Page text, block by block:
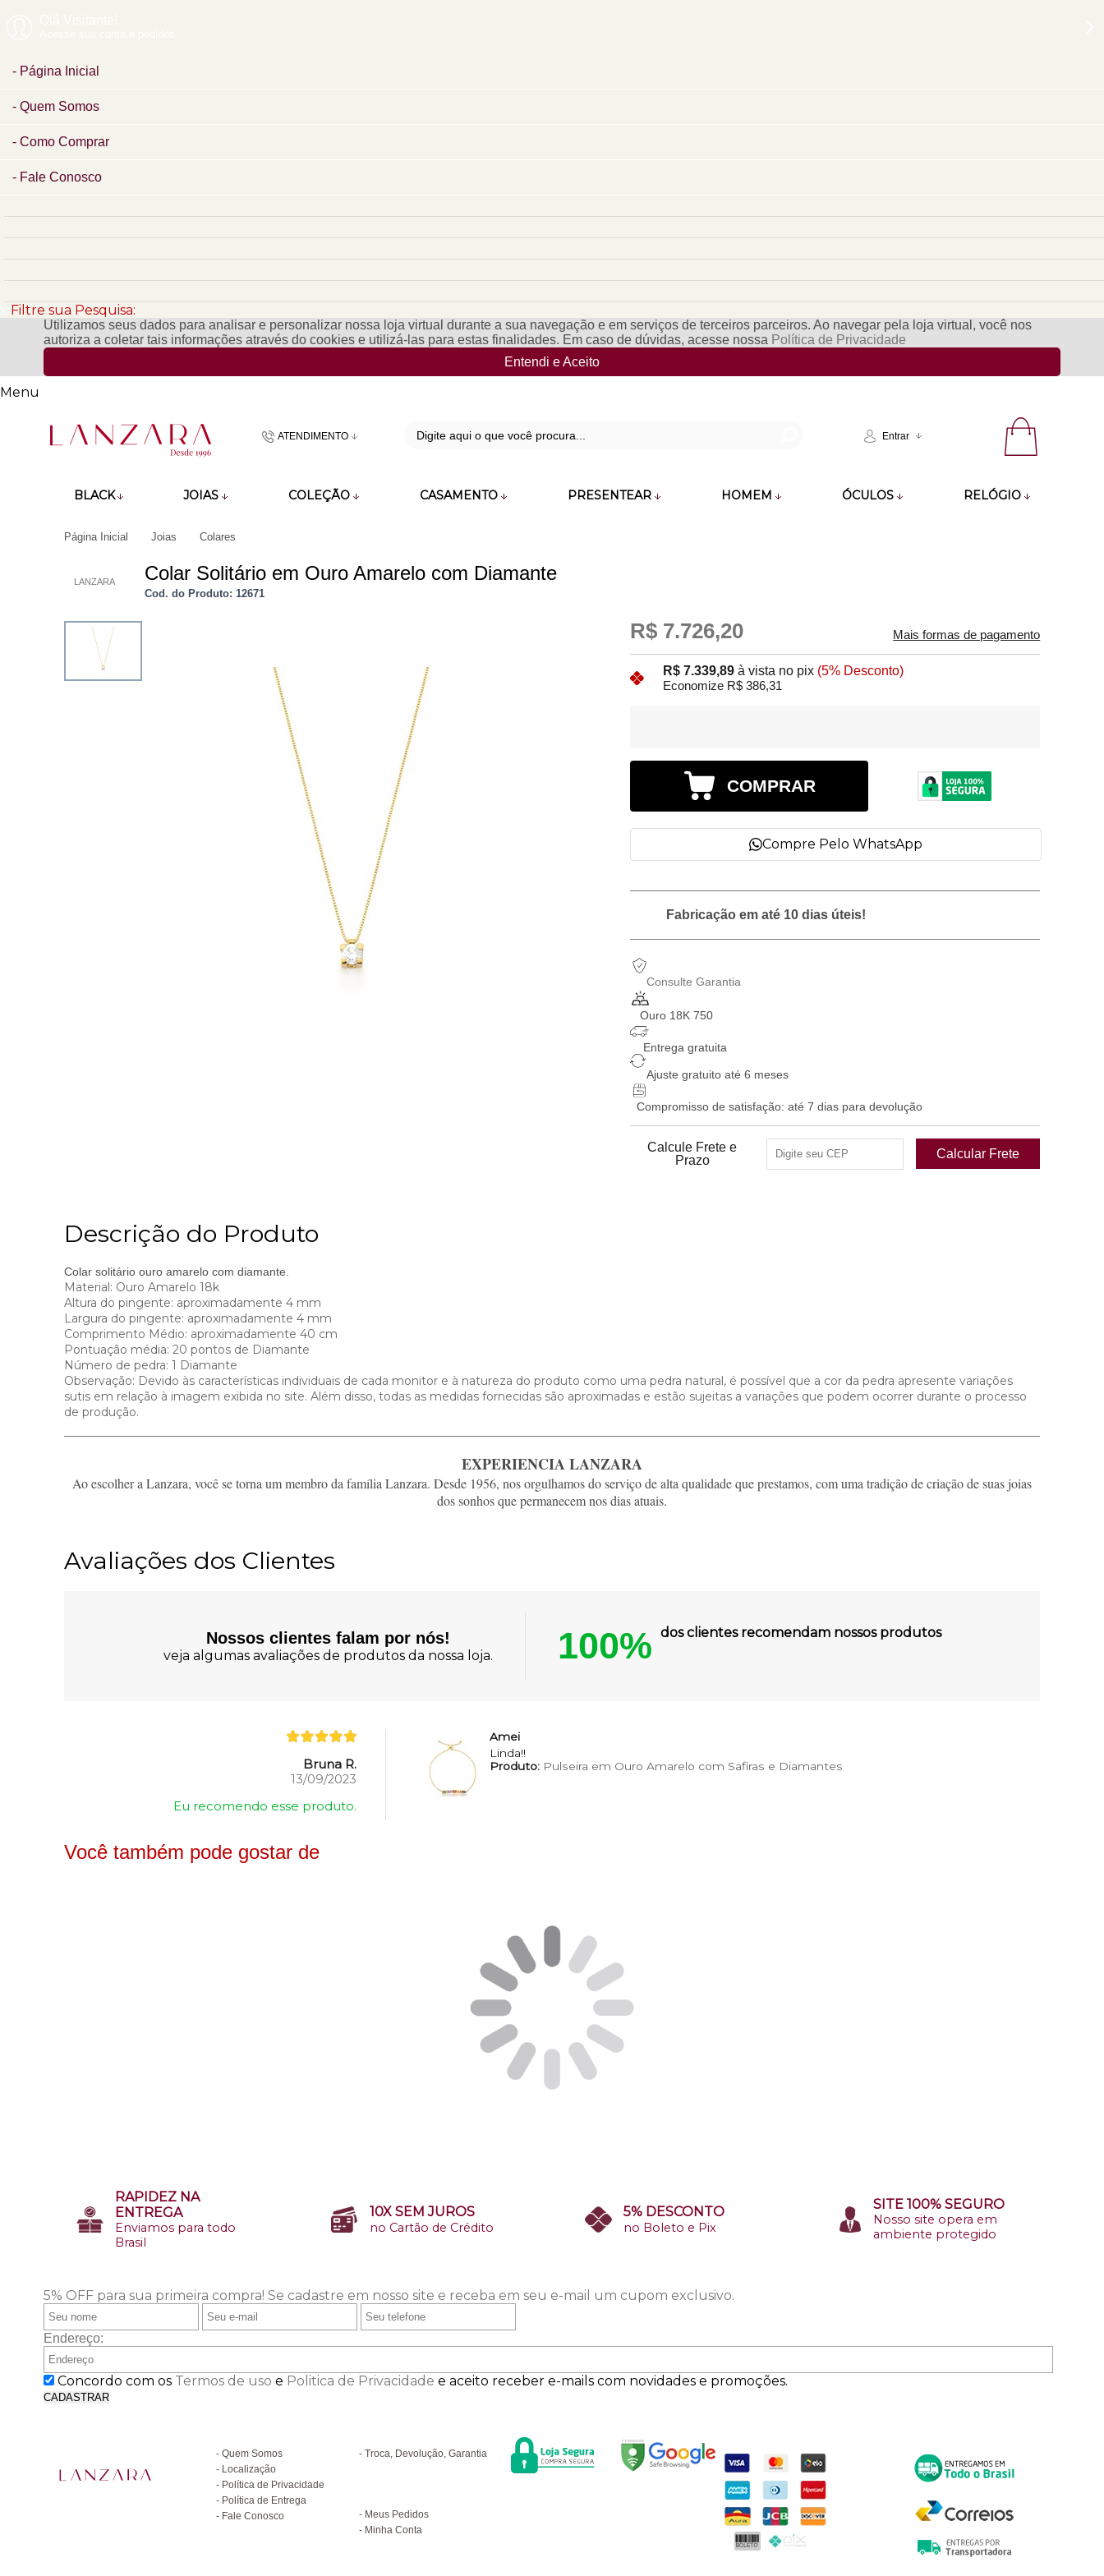
Página Inicial
Quem Somos
Como Comprar
Fale Conosco
Filtre sua Pesquisa:
Utilizamos seus dados para analisar e personalizar nossa loja virtual durante a sua navegação e em serviços de terceiros parceiros. Ao navegar pela loja virtual, você nos
autoriza a coletar tais informações através do cookies e utilizá-las para estas finalidades. Em caso de dúvidas, acesse nossa Política de Privacidade
Entendi e Aceito
Menu
ATENDIMENTO
(48)991860142
Entrar
BLACK JOIAS COLEÇÃO CASAMENTO PRESENTEAR HOMEM ÓCULOS RELÓGIO
Página Inicial Joias Colares
LANZARA Colar Solitário em Ouro Amarelo com Diamante
Cod. do Produto: 12671
R$ 7.726,20 Mais formas de pagamento
R$ 7.339,89à vista no pix (5% Desconto)
Economize R$ 386,31
COMPRAR
Compre Pelo WhatsApp
Fabricação em até 10 dias úteis!
Consulte Garantia
Ouro 18K 750
Entrega gratuita
Ajuste gratuito até 6 meses
Compromisso de satisfação: até 7 dias para devolução
Calcule Frete e
Prazo
Descrição do Produto
Colar solitário ouro amarelo com diamante.
Material: Ouro Amarelo 18k
Altura do pingente: aproximadamente 4 mm
Largura do pingente: aproximadamente 4 mm
Comprimento Médio: aproximadamente 40 cm
Pontuação média: 20 pontos de Diamante
Número de pedra: 1 Diamante
Observação: Devido às características individuais de cada monitor e à natureza do produto como uma pedra natural, é possível que a cor da pedra apresente variações
sutis em relação à imagem exibida no site. Além disso, todas as medidas fornecidas são aproximadas e estão sujeitas a variações que podem ocorrer durante o processo
de produção.
EXPERIENCIA LANZARA
Ao escolher a Lanzara, você se torna um membro da família Lanzara. Desde 1956, nos orgulhamos do serviço de alta qualidade que prestamos, com uma tradição de criação de suas joias
dos sonhos que permanecem nos dias atuais.
Avaliações dos Clientes
Nossos clientes falam por nós!
veja algumas avaliações de produtos da nossa loja. 100% dos clientes recomendam nossos produtos
Bruna R.
13/09/2023
Eu recomendo esse produto.
Amei
Linda!!
Produto:Pulseira em Ouro Amarelo com Safiras e Diamantes
Você também pode gostar de
RAPIDEZ NA
ENTREGA
Enviamos para todo
Brasil
10X SEM JUROS
no Cartão de Crédito
5% DESCONTO
no Boleto e Pix
SITE 100% SEGURO
Nosso site opera em
ambiente protegido
5% OFF para sua primeira compra! Se cadastre em nosso site e receba em seu e-mail um cupom exclusivo.
Endereço:
Concordo com os Termos de uso e Politica de Privacidade e aceito receber e-mails com novidades e promoções.
CADASTRAR
Quem Somos
Localização
Política de Privacidade
Política de Entrega
Fale Conosco
Troca, Devolução, Garantia
Meus Pedidos
Minha Conta